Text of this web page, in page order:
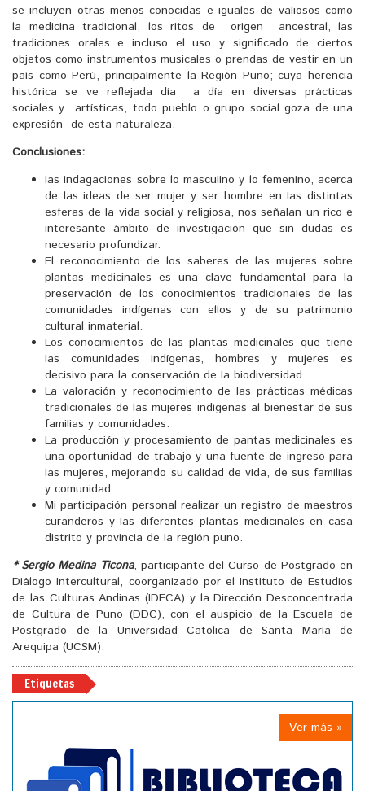
se incluyen otras menos conocidas e iguales de valiosos como
la medicina tradicional, los ritos de origen ancestral, las
tradiciones orales e incluso el uso y significado de ciertos
objetos como instrumentos musicales o prendas de vestir en un
país como Perú, principalmente la Región Puno; cuya herencia
histórica se ve reflejada día a día en diversas prácticas
sociales y artísticas, todo pueblo o grupo social goza de una
expresión de esta naturaleza.
Conclusiones:
las indagaciones sobre lo masculino y lo femenino, acerca
de las ideas de ser mujer y ser hombre en las distintas
esferas de la vida social y religiosa, nos señalan un rico e
interesante ámbito de investigación que sin dudas es
necesario profundizar.
El reconocimiento de los saberes de las mujeres sobre
plantas medicinales es una clave fundamental para la
preservación de los conocimientos tradicionales de las
comunidades indígenas con ellos y de su patrimonio
cultural inmaterial.
Los conocimientos de las plantas medicinales que tiene
las comunidades indígenas, hombres y mujeres es
decisivo para la conservación de la biodiversidad.
La valoración y reconocimiento de las prácticas médicas
tradicionales de las mujeres indígenas al bienestar de sus
familias y comunidades.
La producción y procesamiento de pantas medicinales es
una oportunidad de trabajo y una fuente de ingreso para
las mujeres, mejorando su calidad de vida, de sus familias
y comunidad.
Mi participación personal realizar un registro de maestros
curanderos y las diferentes plantas medicinales en casa
distrito y provincia de la región puno.
* Sergio Medina Ticona, participante del Curso de Postgrado en
Diálogo Intercultural, coorganizado por el Instituto de Estudios
de las Culturas Andinas (IDECA) y la Dirección Desconcentrada
de Cultura de Puno (DDC), con el auspicio de la Escuela de
Postgrado de la Universidad Católica de Santa María de
Arequipa (UCSM).
Etiquetas
Ver más »